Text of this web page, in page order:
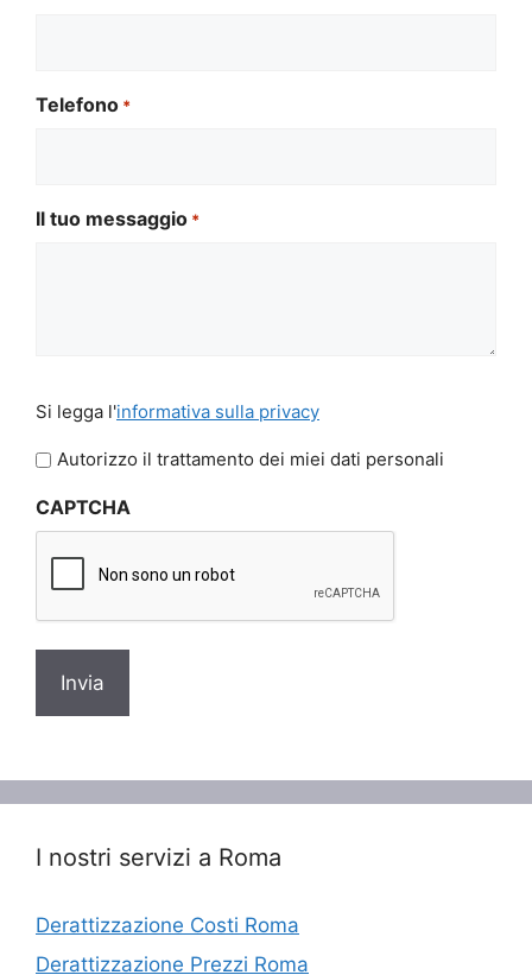
Telefono *
Il tuo messaggio *
legga
l'informativa
privacy
Si legga l'informativa sulla privacy
Autorizzo il trattamento dei miei dati personali
CAPTCHA
I nostri servizi a Roma
Derattizzazione Costi Roma
Derattizzazione Prezzi Roma